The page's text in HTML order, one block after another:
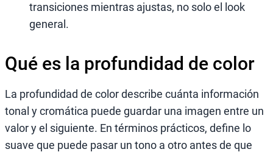
transiciones mientras ajustas, no solo el look
general.
Qué es la profundidad de color
La profundidad de color describe cuánta información
tonal y cromática puede guardar una imagen entre un
valor y el siguiente. En términos prácticos, define lo
suave que puede pasar un tono a otro antes de que